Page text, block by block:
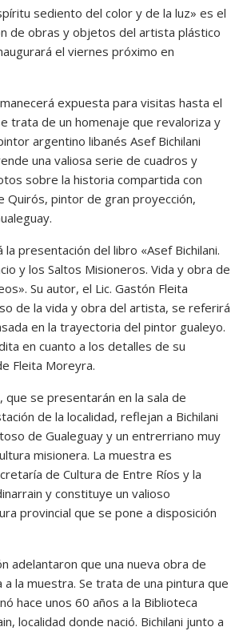
sediento del color y de la luz» es el
de obras y objetos del artista plástico
el viernes próximo en
expuesta para visitas hasta el
trata de un homenaje que revaloriza y
argentino libanés Asef Bichilani
una valiosa serie de cuadros y
sobre la historia compartida con
Quirós, pintor de gran proyección,
presentación del libro «Asef Bichilani.
y los Saltos Misioneros. Vida y obra de
Su autor, el Lic. Gastón Fleita
de la vida y obra del artista, se referirá
en la trayectoria del pintor gualeyo.
en cuanto a los detalles de su
Fleita Moreyra.
que se presentarán en la sala de
de la localidad, reflejan a Bichilani
de Gualeguay y un entrerriano muy
misionera. La muestra es
de Cultura de Entre Ríos y la
y constituye un valioso
provincial que se pone a disposición
adelantaron que una nueva obra de
a la muestra. Se trata de una pintura que
hace unos 60 años a la Biblioteca
localidad donde nació. Bichilani junto a